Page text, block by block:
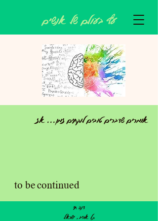
עץ בעולם של אנשים
אומרים שדברים טובים לוקחים זמן... אז
to be continued
דנה חי
תל אביב, ישראל